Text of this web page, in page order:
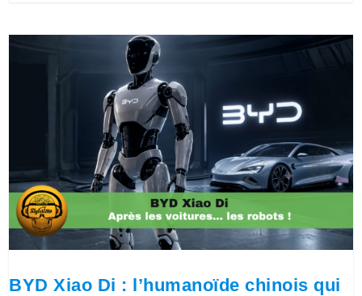
BYD Xiao Di : l’humanoïde chinois qui